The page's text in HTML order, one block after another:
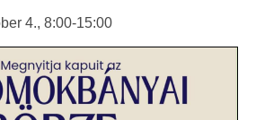
4., 8:00-15:00